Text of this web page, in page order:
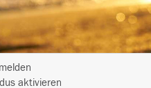
aktivieren